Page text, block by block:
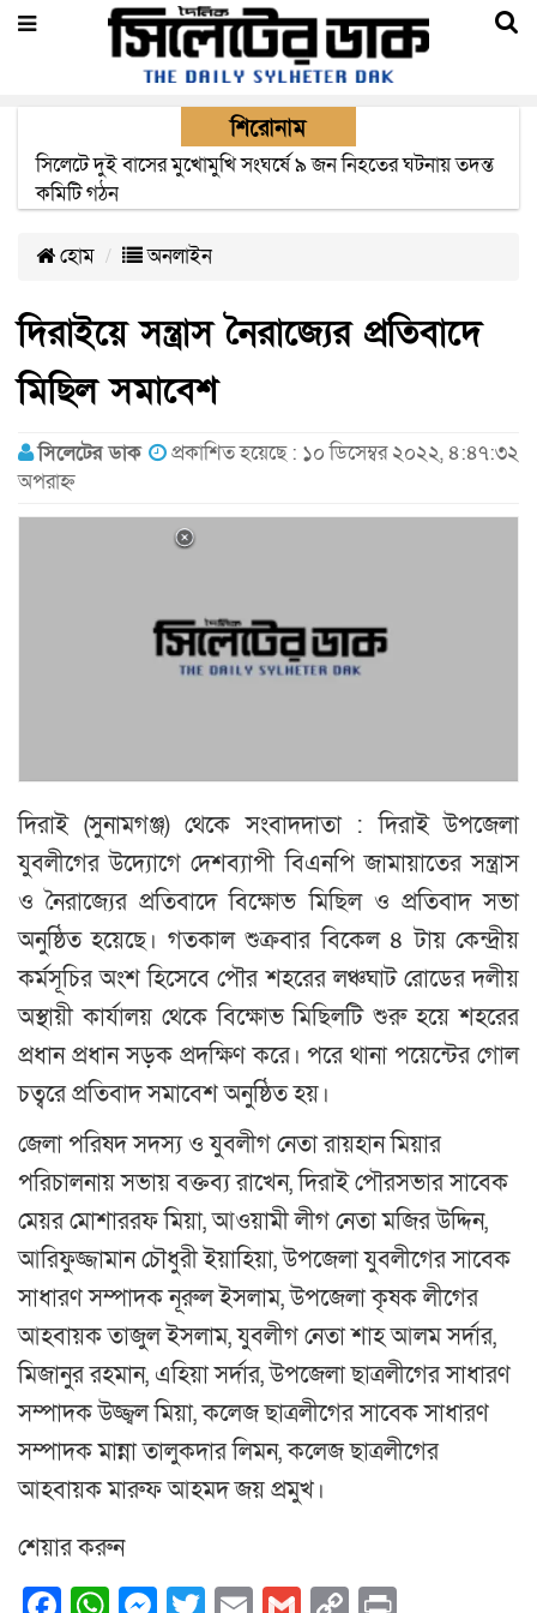
শিরোনাম
সিলেটে সড়ক দুর্ঘটনায় নিহতদের পরিবার পাচ্ছে ৫ লাখ টাকা করে
সরকারি অনুদান
হোম অনলাইন
দিরাইয়ে সন্ত্রাস নৈরাজ্যের প্রতিবাদে
মিছিল সমাবেশ
সিলেটের ডাক
প্রকাশিত হয়েছে : ১০ ডিসেম্বর ২০২২, ৪:৪৭:৩২
অপরাহ্ন
দিরাই (সুনামগঞ্জ) থেকে সংবাদদাতা : দিরাই উপজেলা
যুবলীগের উদ্যোগে দেশব্যাপী বিএনপি জামায়াতের সন্ত্রাস
ও নৈরাজ্যের প্রতিবাদে বিক্ষোভ মিছিল ও প্রতিবাদ সভা
অনুষ্ঠিত হয়েছে। গতকাল শুক্রবার বিকেল ৪ টায় কেন্দ্রীয়
কর্মসূচির অংশ হিসেবে পৌর শহরের লঞ্চঘাট রোডের দলীয়
অস্থায়ী কার্যালয় থেকে বিক্ষোভ মিছিলটি শুরু হয়ে শহরের
প্রধান প্রধান সড়ক প্রদক্ষিণ করে। পরে থানা পয়েন্টের গোল
চত্বরে প্রতিবাদ সমাবেশ অনুষ্ঠিত হয়।
জেলা পরিষদ সদস্য ও যুবলীগ নেতা রায়হান মিয়ার
পরিচালনায় সভায় বক্তব্য রাখেন, দিরাই পৌরসভার সাবেক
মেয়র মোশাররফ মিয়া, আওয়ামী লীগ নেতা মজির উদ্দিন,
আরিফুজ্জামান চৌধুরী ইয়াহিয়া, উপজেলা যুবলীগের সাবেক
সাধারণ সম্পাদক নূরুল ইসলাম, উপজেলা কৃষক লীগের
আহবায়ক তাজুল ইসলাম, যুবলীগ নেতা শাহ আলম সর্দার,
মিজানুর রহমান, এহিয়া সর্দার, উপজেলা ছাত্রলীগের সাধারণ
সম্পাদক উজ্জ্বল মিয়া, কলেজ ছাত্রলীগের সাবেক সাধারণ
সম্পাদক মান্না তালুকদার লিমন, কলেজ ছাত্রলীগের
আহবায়ক মারুফ আহমদ জয় প্রমুখ।
শেয়ার করুন